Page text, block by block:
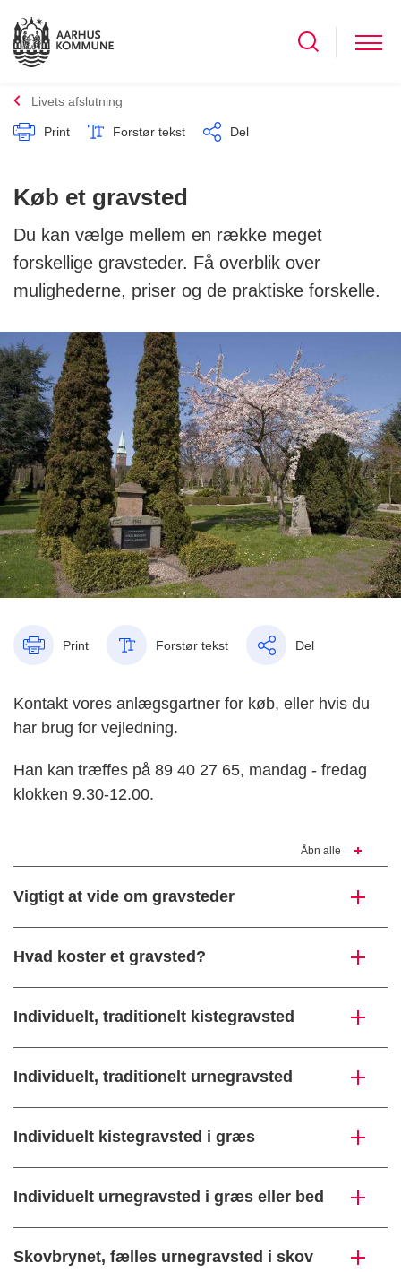
Livets afslutning
Print Forstør tekst Del
Køb et gravsted
Du kan vælge mellem en række meget
forskellige gravsteder. Få overblik over
mulighederne, priser og de praktiske forskelle.
Print Forstør tekst Del
Kontakt vores anlægsgartner for køb, eller hvis du
har brug for vejledning.
Han kan træffes på 89 40 27 65, mandag - fredag
klokken 9.30-12.00.
Åbn alle
Vigtigt at vide om gravsteder
Hvad koster et gravsted?
Individuelt, traditionelt kistegravsted
Individuelt, traditionelt urnegravsted
Individuelt kistegravsted i græs
Individuelt urnegravsted i græs eller bed
Skovbrynet, fælles urnegravsted i skov